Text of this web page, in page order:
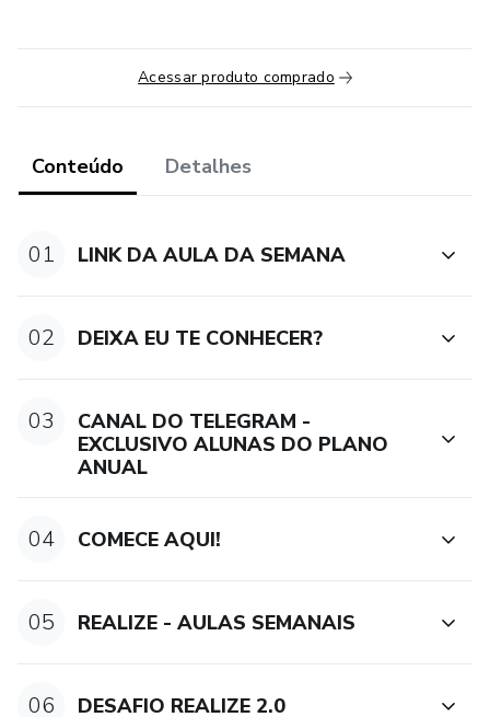
Acessar produto comprado
Conteúdo Detalhes
01 LINK DA AULA DA SEMANA
02 DEIXA EU TE CONHECER?
03
CANAL DO TELEGRAM -
EXCLUSIVO ALUNAS DO PLANO
ANUAL
04 COMECE AQUI!
05 REALIZE - AULAS SEMANAIS
06 DESAFIO REALIZE 2.0